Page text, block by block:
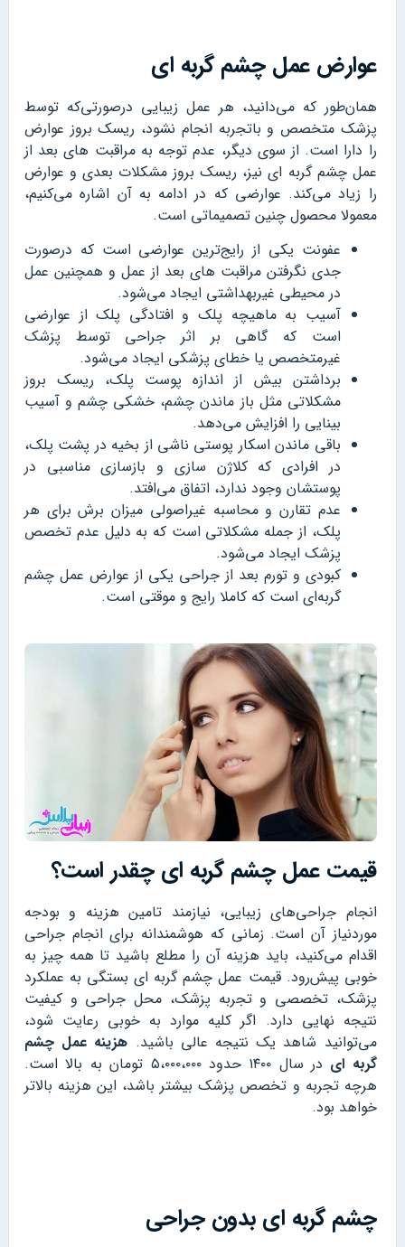
عوارض عمل چشم گربه ای
همان‌طور که می‌دانید، هر عمل زیبایی درصورتی‌که توسط
پزشک متخصص و باتجربه انجام نشود، ریسک بروز عوارض
را دارا است. از سوی دیگر، عدم توجه به مراقبت های بعد از
عمل چشم گربه ای نیز، ریسک بروز مشکلات بعدی و عوارض
را زیاد می‌کند. عوارضی که در ادامه به آن اشاره می‌کنیم،
معمولا محصول چنین تصمیماتی است.
عفونت یکی از رایج‌ترین عوارضی است که درصورت
جدی نگرفتن مراقبت های بعد از عمل و همچنین عمل
در محیطی غیربهداشتی ایجاد می‌شود.
آسیب به ماهیچه پلک و افتادگی پلک از عوارضی
است که گاهی بر اثر جراحی توسط پزشک
غیرمتخصص یا خطای پزشکی ایجاد می‌شود.
برداشتن بیش از اندازه پوست پلک، ریسک بروز
مشکلاتی مثل باز ماندن چشم، خشکی چشم و آسیب
بینایی را افزایش می‌دهد.
باقی ماندن اسکار پوستی ناشی از بخیه در پشت پلک،
در افرادی که کلاژن سازی و بازسازی مناسبی در
پوستشان وجود ندارد، اتفاق می‌افتد.
عدم تقارن و محاسبه غیراصولی میزان برش برای هر
پلک، از جمله مشکلاتی است که به دلیل عدم تخصص
پزشک ایجاد می‌شود.
کبودی و تورم بعد از جراحی یکی از عوارض عمل چشم
گربه‌ای است که کاملا رایج و موقتی است.
قیمت عمل چشم گربه ای چقدر است؟
انجام جراحی‌های زیبایی، نیازمند تامین هزینه و بودجه
موردنیاز آن است. زمانی که هوشمندانه برای انجام جراحی
اقدام می‌کنید، باید هزینه آن را مطلع باشید تا همه چیز به
خوبی پیش‌رود. قیمت عمل چشم گربه ای بستگی به عملکرد
پزشک، تخصصی و تجربه پزشک، محل جراحی و کیفیت
نتیجه نهایی دارد. اگر کلیه موارد به خوبی رعایت شود،
می‌توانید شاهد یک نتیجه عالی باشید. هزینه عمل چشم
گربه ای
در سال ۱۴۰۰ حدود ۵،۰۰۰،۰۰۰ تومان به بالا است.
هرچه تجربه و تخصص پزشک بیشتر باشد، این هزینه بالاتر
خواهد بود.
چشم گربه ای بدون جراحی